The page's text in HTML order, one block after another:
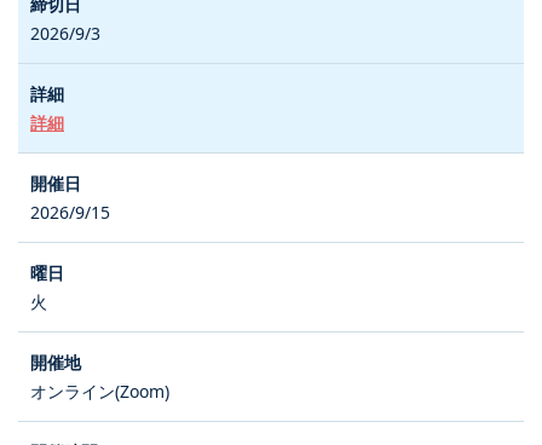
2026/9/3
詳細
2026/9/15
火
オンライン(Zoom)